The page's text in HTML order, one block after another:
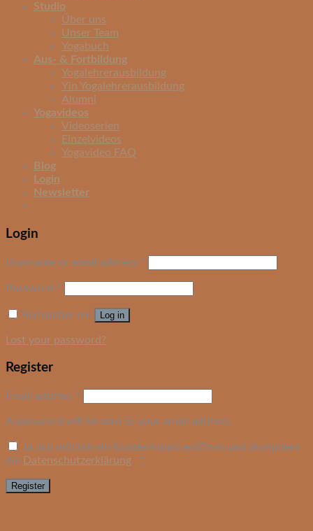
Studio
Über uns
Unser Team
Yogabuch
Aus- & Fortbildung
Yogalehrerausbildung
Yin Yogalehrerausbildung
Alumni
Yogavideos
Videoserien
Einzelvideos
Yogavideo FAQ
Blog
Login
Newsletter
Login
Username or email address *
Password *
Remember me Log in
Lost your password?
Register
Email address *
A password will be sent to your email address.
Ja, ich möchte ein Kundenkonto eröffnen und akzeptiere
die Datenschutzerklärung. *
Register